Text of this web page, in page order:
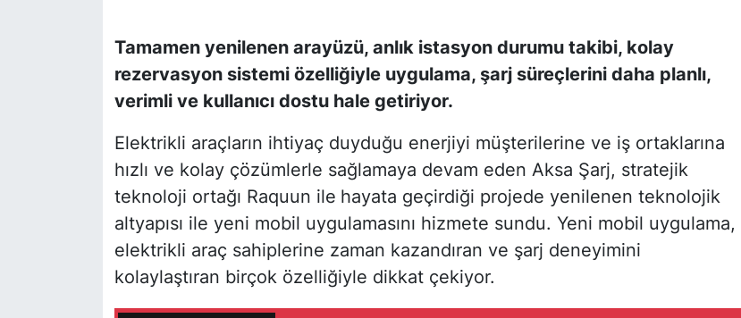
Tamamen yenilenen arayüzü, anlık istasyon durumu takibi, kolay
rezervasyon sistemi özelliğiyle uygulama, şarj süreçlerini daha planlı,
verimli ve kullanıcı dostu hale getiriyor.
Elektrikli araçların ihtiyaç duyduğu enerjiyi müşterilerine ve iş ortaklarına
hızlı ve kolay çözümlerle sağlamaya devam eden Aksa Şarj, stratejik
teknoloji ortağı Raquun ile hayata geçirdiği projede yenilenen teknolojik
altyapısı ile yeni mobil uygulamasını hizmete sundu. Yeni mobil uygulama,
elektrikli araç sahiplerine zaman kazandıran ve şarj deneyimini
kolaylaştıran birçok özelliğiyle dikkat çekiyor.